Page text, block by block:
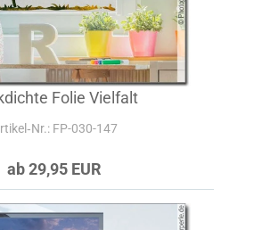
Folie Vielfalt
FP-030-147
ab 29,95 EUR